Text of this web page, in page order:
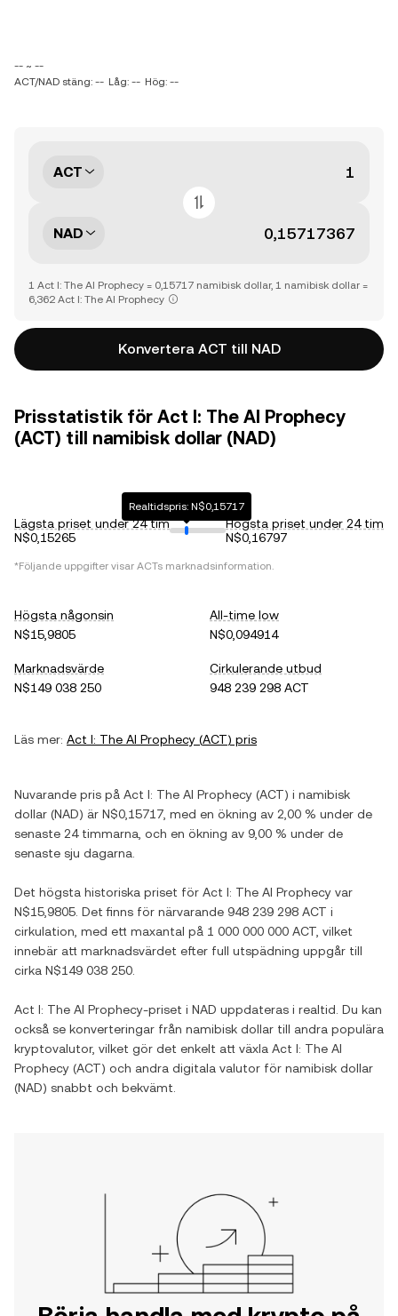
-- ~ --
ACT/NAD stäng: -- Låg: -- Hög: --
ACT
NAD
1 Act I: The AI Prophecy = 0,15717 namibisk dollar, 1 namibisk dollar =
6,362 Act I: The AI Prophecy
Konvertera ACT till NAD
Prisstatistik för Act I: The AI Prophecy
(ACT) till namibisk dollar (NAD)
Lägsta priset under 24 tim
N$0,15265
Realtidspris: N$0,15717
Högsta priset under 24 tim
N$0,16797
*Följande uppgifter visar ACTs marknadsinformation.
Högsta någonsin
N$15,9805
All-time low
N$0,094914
Marknadsvärde
N$149 038 250
Cirkulerande utbud
948 239 298 ACT
Läs mer: Act I: The AI Prophecy (ACT) pris
Nuvarande pris på Act I: The AI Prophecy (ACT) i namibisk
dollar (NAD) är N$0,15717 , med en ökning av 2,00 % under de
senaste 24 timmarna, och en ökning av 9,00 % under de
senaste sju dagarna.
Det högsta historiska priset för Act I: The AI Prophecy var
N$15,9805 . Det finns för närvarande 948 239 298 ACT i
cirkulation, med ett maxantal på 1 000 000 000 ACT , vilket
innebär att marknadsvärdet efter full utspädning uppgår till
cirka N$149 038 250
Act I: The AI Prophecy-priset i NAD uppdateras i realtid. Du kan
också se konverteringar från namibisk dollar till andra populära
kryptovalutor, vilket gör det enkelt att växla Act I: The AI
Prophecy (ACT) och andra digitala valutor för namibisk dollar
(NAD) snabbt och bekvämt.